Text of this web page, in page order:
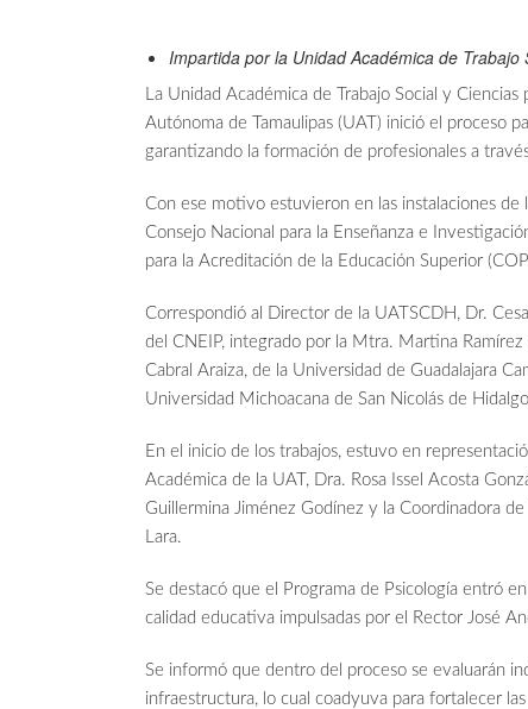
Impartida por la Unidad Académica de Trabajo
La Unidad Académica de Trabajo Social y
Autónoma de Tamaulipas (UAT) inició el proceso
garantizando la formación de profesionales a
Con ese motivo estuvieron en las instalaciones
Consejo Nacional para la Enseñanza e
para la Acreditación de la Educación Superior
Correspondió al Director de la UATSCDH, Dr.
del CNEIP, integrado por la Mtra. Martina
Cabral Araiza, de la Universidad de Guadalajara
Universidad Michoacana de San Nicolás de
En el inicio de los trabajos, estuvo en
Académica de la UAT, Dra. Rosa Issel Acosta
Guillermina Jiménez Godínez y la Coordinadora
Lara.
Se destacó que el Programa de Psicología entró
calidad educativa impulsadas por el Rector José
Se informó que dentro del proceso se evaluarán
infraestructura, lo cual coadyuva para fortalecer